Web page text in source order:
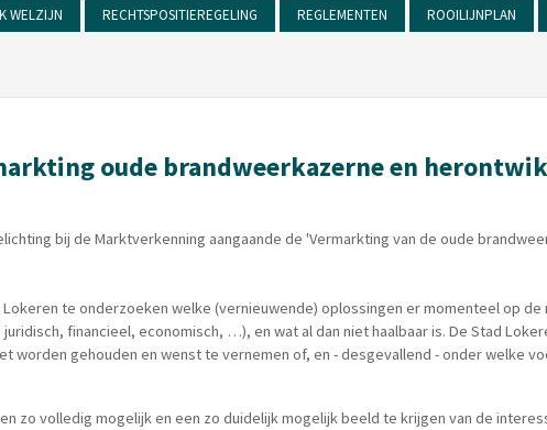
WELZIJN RECHTSPOSITIEREGELING REGLEMENTEN ROOILIJNPLAN
oude brandweerkazerne en
bij de Marktverkenning aangaande de 'Vermarkting van de oude
te onderzoeken welke (vernieuwende) oplossingen er momenteel op
financieel, economisch, …), en wat al dan niet haalbaar is. De Stad
worden gehouden en wenst te vernemen of, en - desgevallend - onder welke
zo volledig mogelijk en een zo duidelijk mogelijk beeld te krijgen van de